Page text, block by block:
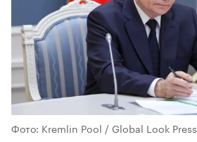
Фото: Kremlin Pool / Global Look Press